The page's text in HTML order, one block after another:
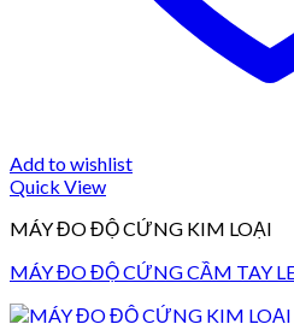
Add to wishlist
Quick View
MÁY ĐO ĐỘ CỨNG KIM LOẠI
MÁY ĐO ĐỘ CỨNG CẦM TAY